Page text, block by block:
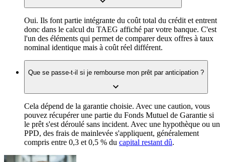
Oui. Ils font partie intégrante du coût total du crédit et entrent
donc dans le calcul du TAEG affiché par votre banque. C'est
l'un des éléments qui permet de comparer deux offres à taux
nominal identique mais à coût réel différent.
Que se passe-t-il si je rembourse mon prêt par anticipation ?
Cela dépend de la garantie choisie. Avec une caution, vous
pouvez récupérer une partie du Fonds Mutuel de Garantie si
le prêt s'est déroulé sans incident. Avec une hypothèque ou un
PPD, des frais de mainlevée s'appliquent, généralement
compris entre 0,3 et 0,5 % du capital restant dû.